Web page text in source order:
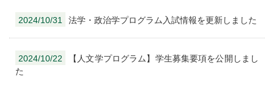
2024/10/31 法学・政治学プログラム入試情報を更新しました
2024/10/22
【人文学プログラム】学生募集要項を公開しまし
た